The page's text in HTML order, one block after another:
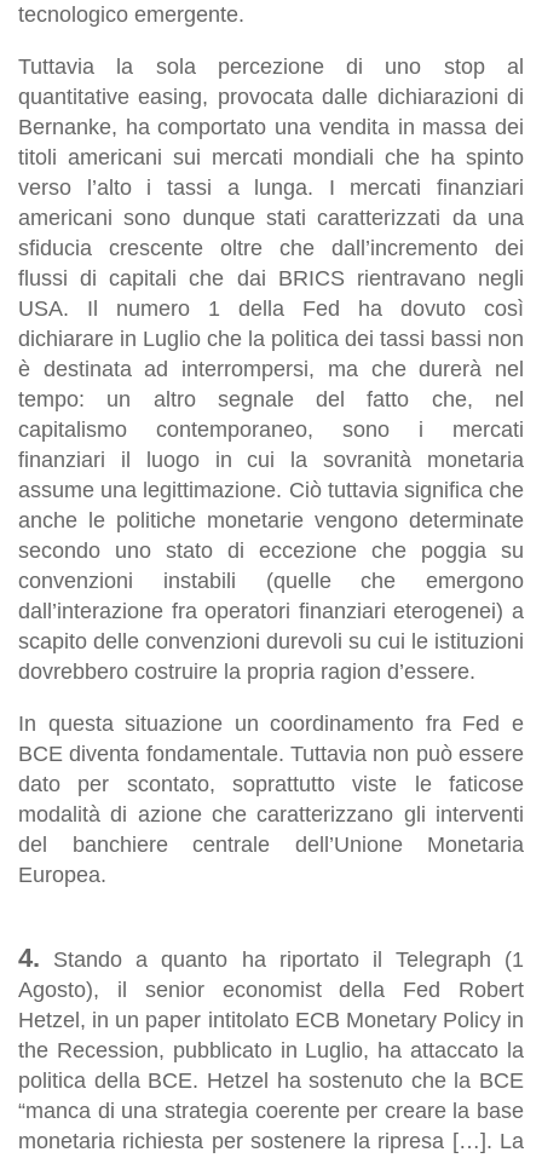
tecnologico emergente.
Tuttavia la sola percezione di uno stop al
quantitative easing, provocata dalle dichiarazioni di
Bernanke, ha comportato una vendita in massa dei
titoli americani sui mercati mondiali che ha spinto
verso l’alto i tassi a lunga. I mercati finanziari
americani sono dunque stati caratterizzati da una
sfiducia crescente oltre che dall’incremento dei
flussi di capitali che dai BRICS rientravano negli
USA. Il numero 1 della Fed ha dovuto così
dichiarare in Luglio che la politica dei tassi bassi non
è destinata ad interrompersi, ma che durerà nel
tempo: un altro segnale del fatto che, nel
capitalismo contemporaneo, sono i mercati
finanziari il luogo in cui la sovranità monetaria
assume una legittimazione. Ciò tuttavia significa che
anche le politiche monetarie vengono determinate
secondo uno stato di eccezione che poggia su
convenzioni instabili (quelle che emergono
dall’interazione fra operatori finanziari eterogenei) a
scapito delle convenzioni durevoli su cui le istituzioni
dovrebbero costruire la propria ragion d’essere.
In questa situazione un coordinamento fra Fed e
BCE diventa fondamentale. Tuttavia non può essere
dato per scontato, soprattutto viste le faticose
modalità di azione che caratterizzano gli interventi
del banchiere centrale dell’Unione Monetaria
Europea.
4. Stando a quanto ha riportato il Telegraph (1
Agosto), il senior economistdella Fed
Robert
Hetzel, in un paper intitolato ECB Monetary Policy in
the Recession, pubblicato in Luglio, ha attaccato la
politica della BCE. Hetzel ha sostenuto che la BCE
“manca di una strategia coerente per creare la base
monetaria richiesta per sostenere la ripresa […]. La